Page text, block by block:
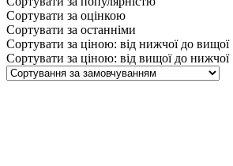
Сортувати за оцінкою
Сортувати за останніми
Сортувати за ціною: від нижчої до вищої
Сортувати за ціною: від вищої до нижчої